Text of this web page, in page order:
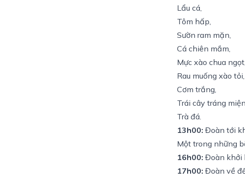
Lẩu cá,
Tôm hấp,
Sườn ram mặn,
Cá chiên mắm,
Mực xào chua ngọt,
Rau muống xào tỏi,
Cơm trắng,
Trái cây tráng
Trà đá.
13h00: Đoàn tới
Một trong những
16h00: Đoàn khởi
17h00: Đoàn về